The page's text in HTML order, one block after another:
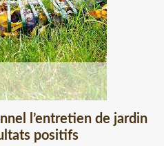
l’entretien de jardin
positifs